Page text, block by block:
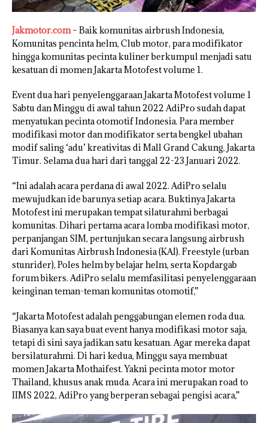
Jakmotor.com – Baik komunitas airbrush Indonesia,
Komunitas pencinta helm, Club motor, para modifikator
hingga komunitas pecinta kuliner berkumpul menjadi satu
kesatuan di momen Jakarta Motofest volume 1.
Event dua hari penyelenggaraan Jakarta Motofest volume 1
Sabtu dan Minggu di awal tahun 2022 AdiPro sudah dapat
menyatukan pecinta otomotif Indonesia. Para member
modifikasi motor dan modifikator serta bengkel ubahan
modif saling ‘adu’ kreativitas di Mall Grand Cakung, Jakarta
Timur. Selama dua hari dari tanggal 22-23 Januari 2022.
“Ini adalah acara perdana di awal 2022. AdiPro selalu
mewujudkan ide barunya setiap acara. Buktinya Jakarta
Motofest ini merupakan tempat silaturahmi berbagai
komunitas. Dihari pertama acara lomba modifikasi motor,
perpanjangan SIM, pertunjukan secara langsung airbrush
dari Komunitas Airbrush Indonesia (KAI). Freestyle (urban
stunrider), Poles helm by belajar helm, serta Kopdargab
forum bikers. AdiPro selalu memfasilitasi penyelenggaraan
keinginan teman-teman komunitas otomotif,”
“Jakarta Motofest adalah penggabungan elemen roda dua.
Biasanya kan saya buat event hanya modifikasi motor saja,
tetapi di sini saya jadikan satu kesatuan. Agar mereka dapat
bersilaturahmi. Di hari kedua, Minggu saya membuat
momen Jakarta Mothaifest. Yakni pecinta motor motor
Thailand, khusus anak muda. Acara ini merupakan road to
IIMS 2022, AdiPro yang berperan sebagai pengisi acara,”